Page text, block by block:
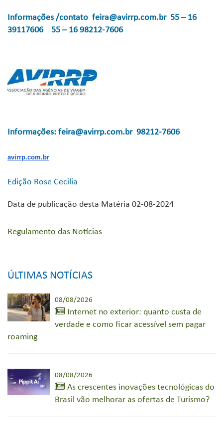
Informações /contato feira@avirrp.com.br 55 – 16
39117606 55 – 16 98212-7606
Informações: feira@avirrp.com.br 98212-7606
avirrp.com.br
Edição Rose Cecilia
Data de publicação desta Matéria 02-08-2024
Regulamento das Notícias
ÚLTIMAS NOTÍCIAS
08/08/2026
Internet no exterior: quanto custa de
verdade e como ficar acessível sem pagar
roaming
08/08/2026
As crescentes inovações tecnológicas do
Brasil vão melhorar as ofertas de Turismo?